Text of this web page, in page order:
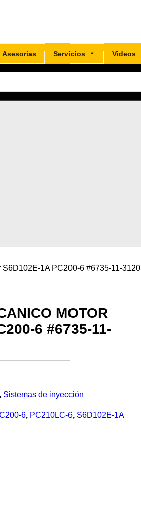
Asesorias Servicios Videos
S6D102E-1A PC200-6 #6735-11-3120
MOTOR
6 #6735-11-
, Sistemas de inyección
6, PC210LC-6, S6D102E-1A